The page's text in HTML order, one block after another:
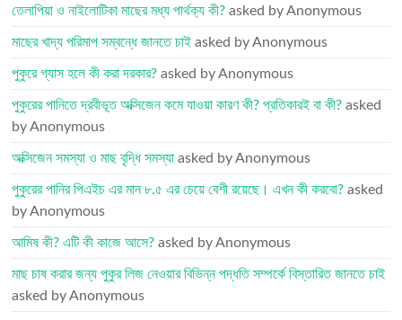
তেলাপিয়া ও নাইলোটিকা মাছের মধ্য পার্থক্য কী? asked by Anonymous
মাছের খাদ্য পরিমাপ সম্বন্ধে জানতে চাই asked by Anonymous
পুকুরে গ্যাস হলে কী করা দরকার? asked by Anonymous
পুকুরের পানিতে দ্রবীভূত অক্সিজেন কমে যাওয়া কারণ কী? প্রতিকারই বা কী? asked
by Anonymous
অক্সিজেন সমস্যা ও মাছ বৃদ্ধি সমস্যা asked by Anonymous
পুকুরের পানির পিএইচ এর মান ৮.৫ এর চেয়ে বেশী রয়েছে। এখন কী করবো? asked
by Anonymous
আমিষ কী? এটি কী কাজে আসে? asked by Anonymous
মাছ চাষ করার জন্য পুকুর লিজ নেওয়ার বিভিন্ন পদ্ধতি সম্পর্কে বিস্তারিত জানতে চাই
asked by Anonymous